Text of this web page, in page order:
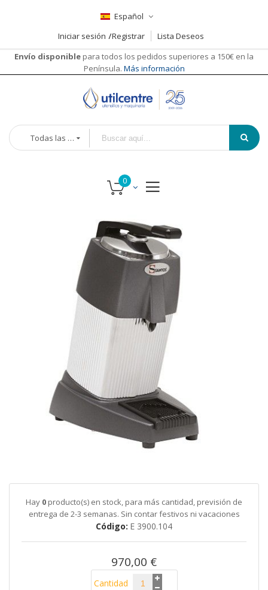
Español
Iniciar sesión
Registrar
Lista Deseos
Envío disponible para todos los pedidos superiores a 150€ en la
Península. Más información
Todas las categorías
comienzo
galería
imágenes
Hay 0 producto(s) en stock, para más cantidad, previsión de
entrega de 2-3 semanas. Sin contar festivos ni vacaciones
Código E 3900.104
970,00 €
Cantidad